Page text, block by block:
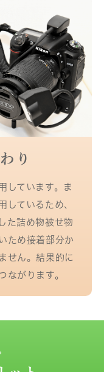
り
しています。ま
しているため、
た詰め物被せ物
ため接着部分か
せん。結果的に
ながります。